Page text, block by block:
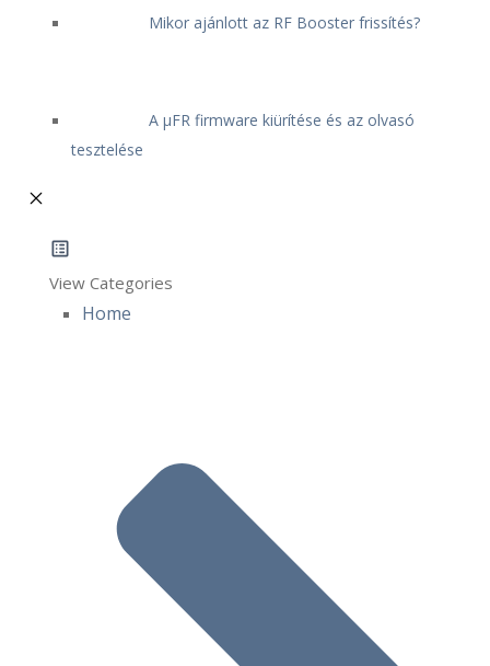
Mikor ajánlott az RF Booster frissítés?
A μFR firmware kiürítése és az olvasó
tesztelése
View Categories
Home